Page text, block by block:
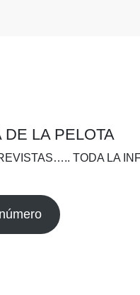
DE LA PELOTA
TODA LA